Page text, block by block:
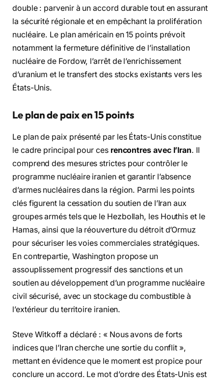
double : parvenir à un accord durable tout en assurant
la sécurité régionale et en empêchant la prolifération
nucléaire. Le plan américain en 15 points prévoit
notamment la fermeture définitive de l’installation
nucléaire de Fordow, l’arrêt de l’enrichissement
d’uranium et le transfert des stocks existants vers les
États-Unis.
Le plan de paix en 15 points
Le plan de paix présenté par les États-Unis constitue
le cadre principal pour ces rencontres avec l’Iran. Il
comprend des mesures strictes pour contrôler le
programme nucléaire iranien et garantir l’absence
d’armes nucléaires dans la région. Parmi les points
clés figurent la cessation du soutien de l’Iran aux
groupes armés tels que le Hezbollah, les Houthis et le
Hamas, ainsi que la réouverture du détroit d’Ormuz
pour sécuriser les voies commerciales stratégiques.
En contrepartie, Washington propose un
assouplissement progressif des sanctions et un
soutien au développement d’un programme nucléaire
civil sécurisé, avec un stockage du combustible à
l’extérieur du territoire iranien.
Steve Witkoff a déclaré : « Nous avons de forts
indices que l’Iran cherche une sortie du conflit »,
mettant en évidence que le moment est propice pour
conclure un accord. Le mot d’ordre des États-Unis est